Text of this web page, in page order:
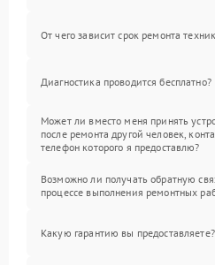
От чего зависит срок ремонта
Диагностика проводится бесплатно?
Может ли вместо меня принять
после ремонта другой человек,
телефон которого я предоставлю?
Возможно ли получать обратную
процессе выполнения ремонтных
Какую гарантию вы предоставляете?